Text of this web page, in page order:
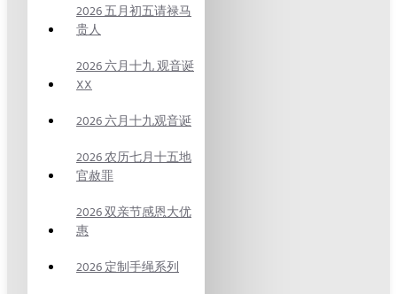
2026 五月初五请禄马
贵人
2026 六月十九 观音诞
XX
2026 六月十九观音诞
2026 农历七月十五地
官赦罪
2026 双亲节感恩大优
惠
2026 定制手绳系列